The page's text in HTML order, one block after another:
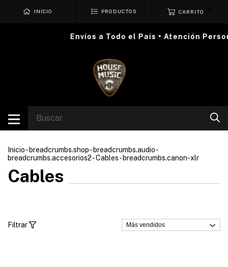
INICIO PRODUCTOS CARRITO
Envíos a Todo el País • Atención
Inicio- breadcrumbs.shop- breadcrumbs.audio-
breadcrumbs.accesorios2-Cables- breadcrumbs.canon-xlr
Cables
Filtrar